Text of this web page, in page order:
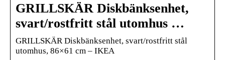
GRILLSKÄR Diskbänksenhet,
svart/rostfritt stål utomhus …
GRILLSKÄR Diskbänksenhet, svart/rostfritt stål
utomhus, 86×61 cm – IKEA